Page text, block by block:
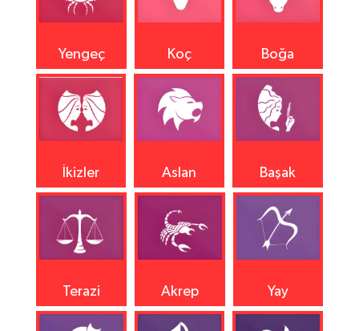
Yengeç Koç Boğa
İkizler Aslan Başak
Terazi Akrep Yay